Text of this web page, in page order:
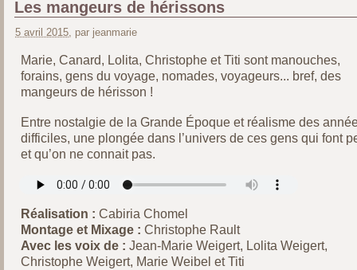
Les mangeurs de hérissons
5 avril 2015, par jeanmarie
Marie, Canard, Lolita, Christophe et Titi sont manouches,
forains, gens du voyage, nomades, voyageurs... bref, des
mangeurs de hérisson !
Entre nostalgie de la Grande Époque et réalisme des
difficiles, une plongée dans l’univers de ces gens qui font
et qu’on ne connait pas.
Réalisation : Cabiria Chomel
Montage et Mixage : Christophe Rault
Avec les voix de : Jean-Marie Weigert, Lolita Weigert,
Christophe Weigert, Marie Weibel et Titi